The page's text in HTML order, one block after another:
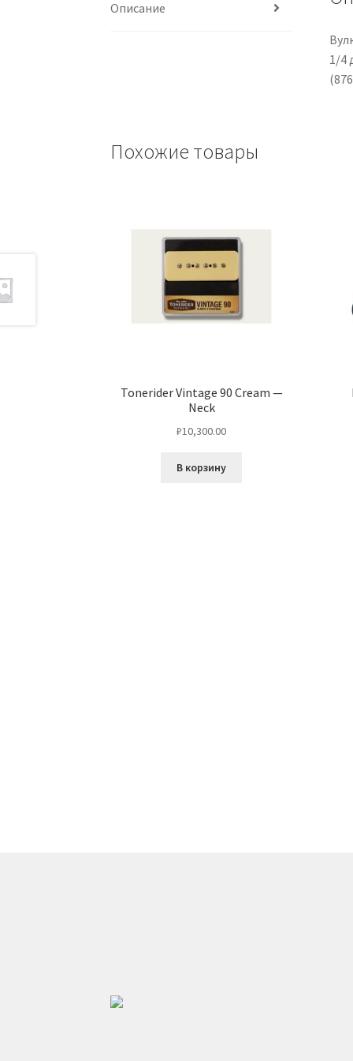
Описание
1/4
Похожие товары
Tonerider Vintage 90 Cream —
Neck
₽10,300.00
В корзину